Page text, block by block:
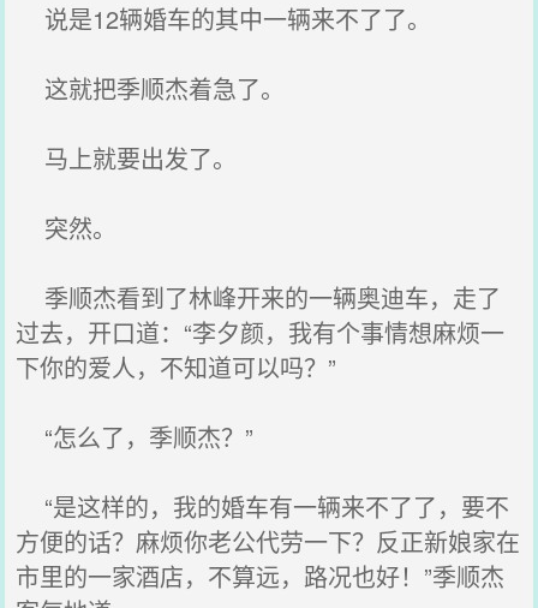
说是12辆婚车的其中一辆来不了了。
这就把季顺杰着急了。
马上就要出发了。
突然。
季顺杰看到了林峰开来的一辆奥迪车，走了
过去，开口道：“李夕颜，我有个事情想麻烦一
下你的爱人，不知道可以吗？”
“怎么了，季顺杰？”
“是这样的，我的婚车有一辆来不了了，要不
方便的话？麻烦你老公代劳一下？反正新娘家在
市里的一家酒店，不算远，路况也好！”季顺杰